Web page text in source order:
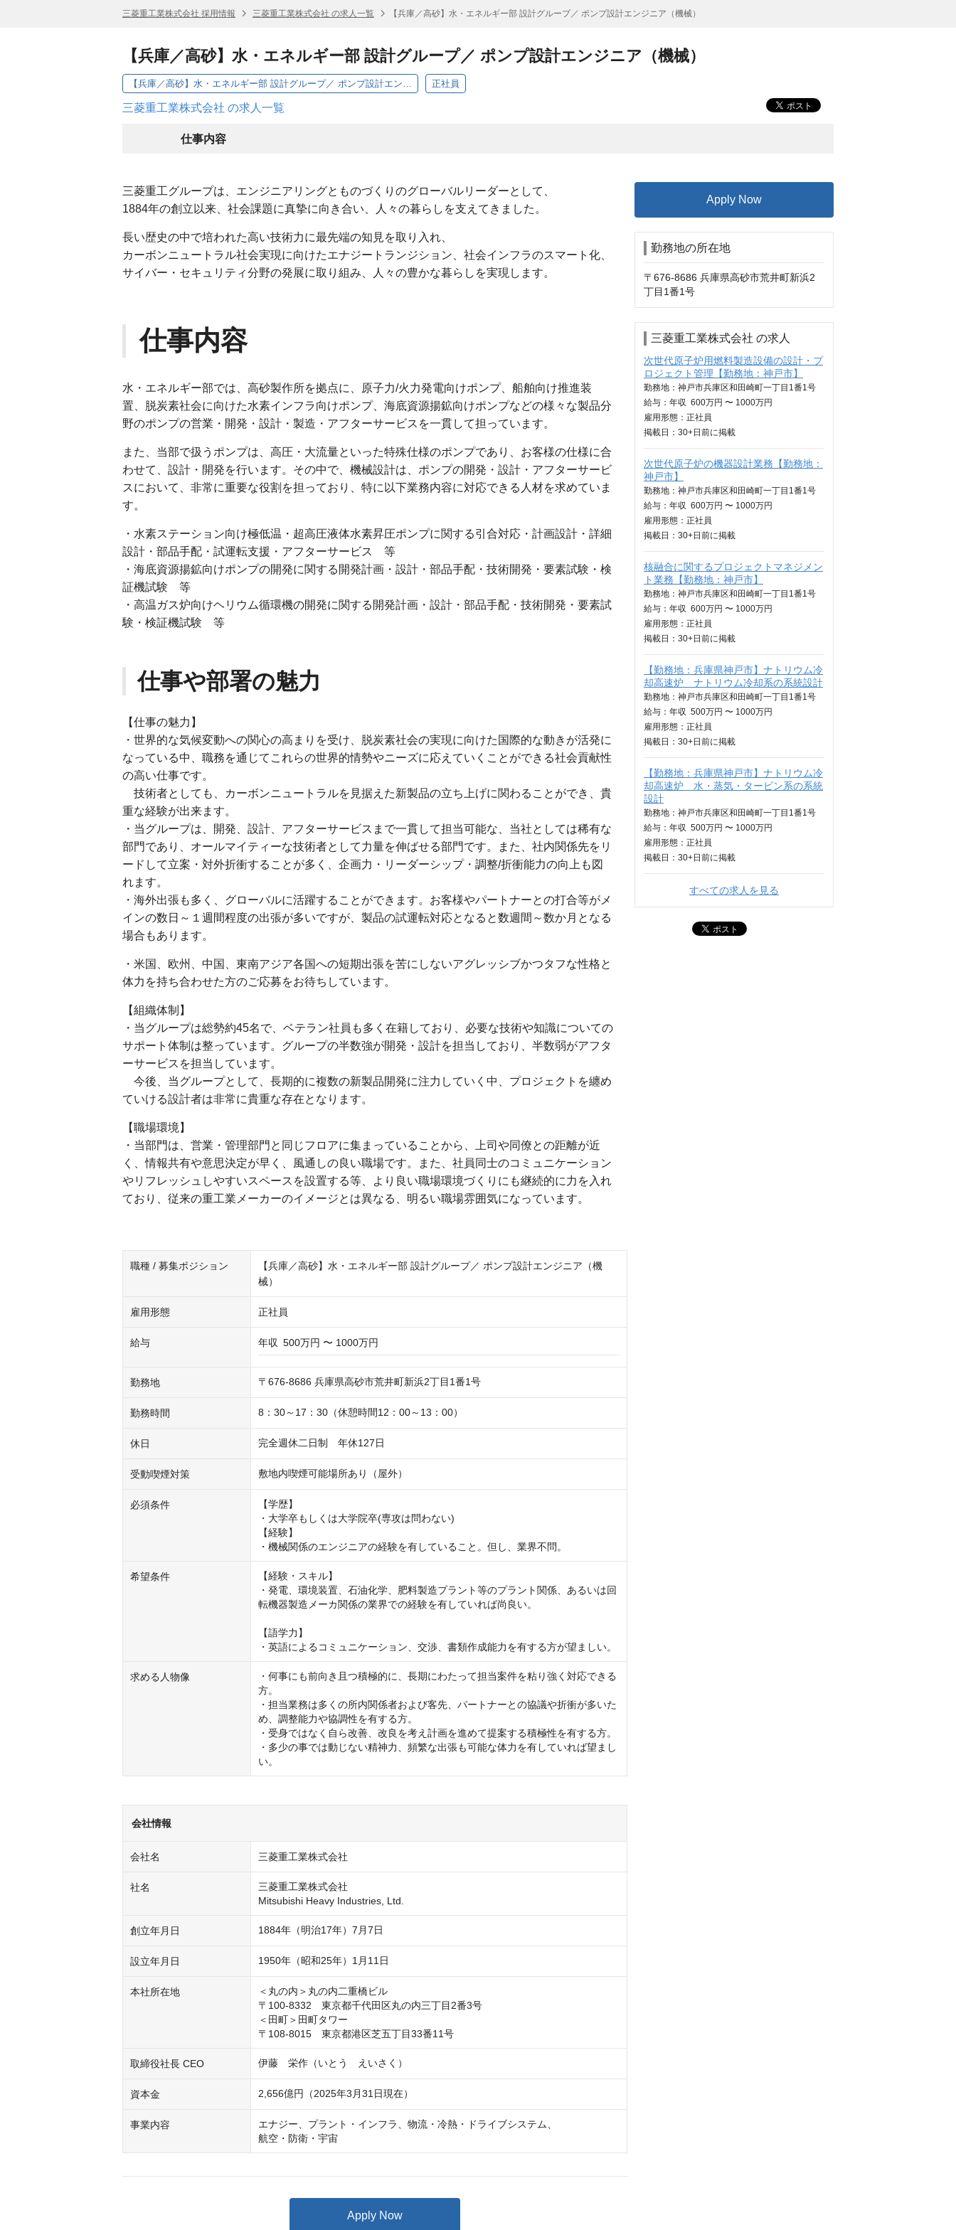
三菱重工業株式会社 採用情報 三菱重工業株式会社 の求人一覧 【兵庫／高砂】水・エネルギー部 設計グループ／ ポンプ設計エンジニア（機械）
【兵庫／高砂】水・エネルギー部 設計グループ／ ポンプ設計エンジニア（機械）
【兵庫／高砂】水・エネルギー部 設計グループ／ ポンプ設計エンジニア（機械） 正社員
三菱重工業株式会社 の求人一覧
仕事内容
三菱重工グループは、エンジニアリングとものづくりのグローバルリーダーとして、
1884年の創立以来、社会課題に真摯に向き合い、人々の暮らしを支えてきました。
長い歴史の中で培われた高い技術力に最先端の知見を取り入れ、
カーボンニュートラル社会実現に向けたエナジートランジション、社会インフラのスマート化、
サイバー・セキュリティ分野の発展に取り組み、人々の豊かな暮らしを実現します。
仕事内容
水・エネルギー部では、高砂製作所を拠点に、原子力/火力発電向けポンプ、船舶向け推進装
置、脱炭素社会に向けた水素インフラ向けポンプ、海底資源揚鉱向けポンプなどの様々な製品分
野のポンプの営業・開発・設計・製造・アフターサービスを一貫して担っています。
また、当部で扱うポンプは、高圧・大流量といった特殊仕様のポンプであり、お客様の仕様に合
わせて、設計・開発を行います。その中で、機械設計は、ポンプの開発・設計・アフターサービ
スにおいて、非常に重要な役割を担っており、特に以下業務内容に対応できる人材を求めていま
す。
・水素ステーション向け極低温・超高圧液体水素昇圧ポンプに関する引合対応・計画設計・詳細
設計・部品手配・試運転支援・アフターサービス 等
・海底資源揚鉱向けポンプの開発に関する開発計画・設計・部品手配・技術開発・要素試験・検
証機試験 等
・高温ガス炉向けヘリウム循環機の開発に関する開発計画・設計・部品手配・技術開発・要素試
験・検証機試験 等
仕事や部署の魅力
【仕事の魅力】
・世界的な気候変動への関心の高まりを受け、脱炭素社会の実現に向けた国際的な動きが活発に
なっている中、職務を通じてこれらの世界的情勢やニーズに応えていくことができる社会貢献性
の高い仕事です。
技術者としても、カーボンニュートラルを見据えた新製品の立ち上げに関わることができ、貴
重な経験が出来ます。
・当グループは、開発、設計、アフターサービスまで一貫して担当可能な、当社としては稀有な
部門であり、オールマイティーな技術者として力量を伸ばせる部門です。また、社内関係先をリ
ードして立案・対外折衝することが多く、企画力・リーダーシップ・調整/折衝能力の向上も図
れます。
・海外出張も多く、グローバルに活躍することができます。お客様やパートナーとの打合等がメ
インの数日～１週間程度の出張が多いですが、製品の試運転対応となると数週間～数か月となる
場合もあります。
・米国、欧州、中国、東南アジア各国への短期出張を苦にしないアグレッシブかつタフな性格と
体力を持ち合わせた方のご応募をお待ちしています。
【組織体制】
・当グループは総勢約45名で、ベテラン社員も多く在籍しており、必要な技術や知識についての
サポート体制は整っています。グループの半数強が開発・設計を担当しており、半数弱がアフタ
ーサービスを担当しています。
今後、当グループとして、長期的に複数の新製品開発に注力していく中、プロジェクトを纏め
ていける設計者は非常に貴重な存在となります。
【職場環境】
・当部門は、営業・管理部門と同じフロアに集まっていることから、上司や同僚との距離が近
く、情報共有や意思決定が早く、風通しの良い職場です。また、社員同士のコミュニケーション
やリフレッシュしやすいスペースを設置する等、より良い職場環境づくりにも継続的に力を入れ
ており、従来の重工業メーカーのイメージとは異なる、明るい職場雰囲気になっています。
職種 / 募集ポジション
【兵庫／高砂】水・エネルギー部 設計グループ／ ポンプ設計エンジニア（機
械）
雇用形態 正社員
給与 年収 500万円 〜 1000万円
勤務地 〒676-8686 兵庫県高砂市荒井町新浜2丁目1番1号
勤務時間 8：30～17：30（休憩時間12：00～13：00）
休日 完全週休二日制　年休127日
受動喫煙対策 敷地内喫煙可能場所あり（屋外）
必須条件
【学歴】
・大学卒もしくは大学院卒(専攻は問わない)
【経験】
・機械関係のエンジニアの経験を有していること。但し、業界不問。
希望条件
【経験・スキル】
・発電、環境装置、石油化学、肥料製造プラント等のプラント関係、あるいは回
転機器製造メーカ関係の業界での経験を有していれば尚良い。
【語学力】
・英語によるコミュニケーション、交渉、書類作成能力を有する方が望ましい。
求める人物像
・何事にも前向き且つ積極的に、長期にわたって担当案件を粘り強く対応できる
方。
・担当業務は多くの所内関係者および客先、パートナーとの協議や折衝が多いた
め、調整能力や協調性を有する方。
・受身ではなく自ら改善、改良を考え計画を進めて提案する積極性を有する方。
・多少の事では動じない精神力、頻繁な出張も可能な体力を有していれば望まし
い。
会社情報
会社名 三菱重工業株式会社
社名
三菱重工業株式会社
Mitsubishi Heavy Industries, Ltd.
創立年月日 1884年（明治17年）7月7日
設立年月日 1950年（昭和25年）1月11日
本社所在地
＜丸の内＞丸の内二重橋ビル
〒100-8332　東京都千代田区丸の内三丁目2番3号
＜田町＞田町タワー
〒108-8015　東京都港区芝五丁目33番11号
取締役社長 CEO 伊藤　栄作（いとう　えいさく）
資本金 2,656億円（2025年3月31日現在）
事業内容
エナジー、プラント・インフラ、物流・冷熱・ドライブシステム、
航空・防衛・宇宙
Apply Now
Apply Now
勤務地の所在地
〒676-8686 兵庫県高砂市荒井町新浜2
丁目1番1号
三菱重工業株式会社 の求人
次世代原子炉用燃料製造設備の設計・プ
ロジェクト管理【勤務地：神戸市】
勤務地：神戸市兵庫区和田崎町一丁目1番1号
給与： 年収 600万円 〜 1000万円
雇用形態：正社員
掲載日： 30+日 前に掲載
次世代原子炉の機器設計業務【勤務地：
神戸市】
勤務地：神戸市兵庫区和田崎町一丁目1番1号
給与： 年収 600万円 〜 1000万円
雇用形態：正社員
掲載日： 30+日 前に掲載
核融合に関するプロジェクトマネジメン
ト業務【勤務地：神戸市】
勤務地：神戸市兵庫区和田崎町一丁目1番1号
給与： 年収 600万円 〜 1000万円
雇用形態：正社員
掲載日： 30+日 前に掲載
【勤務地：兵庫県神戸市】ナトリウム冷
却高速炉 ナトリウム冷却系の系統設計
勤務地：神戸市兵庫区和田崎町一丁目1番1号
給与： 年収 500万円 〜 1000万円
雇用形態：正社員
掲載日： 30+日 前に掲載
【勤務地：兵庫県神戸市】ナトリウム冷
却高速炉 水・蒸気・タービン系の系統
設計
勤務地：神戸市兵庫区和田崎町一丁目1番1号
給与： 年収 500万円 〜 1000万円
雇用形態：正社員
掲載日： 30+日 前に掲載
すべての求人を見る